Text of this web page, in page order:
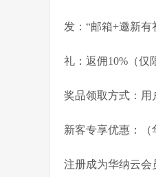
发：“邮箱+邀新有
礼：返佣10%（仅
奖品领取方式：用
新客专享优惠：（
注册成为华纳云会